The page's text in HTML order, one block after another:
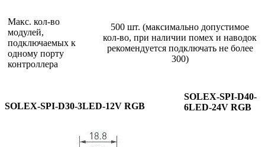
Макс. кол-во
модулей,
подключаемых к
одному порту
контроллера
500 шт. (максимально допустимое
кол-во, при наличии помех и наводок
рекомендуется подключать не более
300)
SOLEX-SPI-D30-3LED-12V RGB
SOLEX-SPI-D40-
6LED-24V RGB